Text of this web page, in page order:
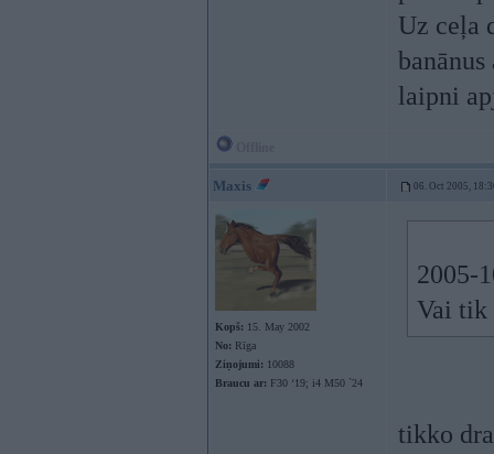
Uz ceļa
laipni
Maxis 06. Oct 2005,
Kopš: 15. May 2002
No: Rīga
Ziņojumi: 10088
Braucu ar: F30 ‘19; i4 M50 `24
2005-
Vai tik
tikko